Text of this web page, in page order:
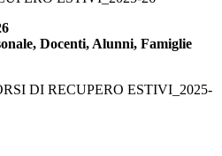
Docenti, Alunni, Famiglie
DI RECUPERO ESTIVI_2025-